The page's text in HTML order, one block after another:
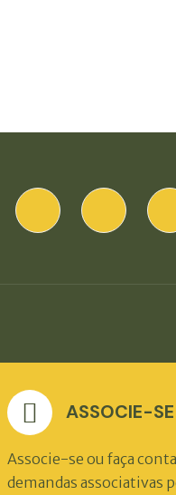
ASSOCIE-
Associe-se ou faça
demandas associativas